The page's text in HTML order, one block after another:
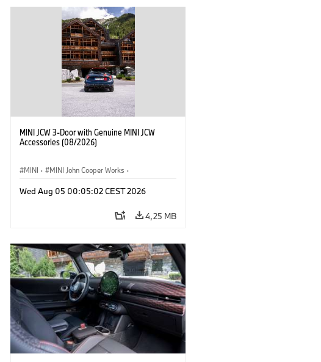
MINI JCW 3-Door with Genuine MINI JCW
Accessories (08/2026)
MINI · MINI John Cooper Works ·
Wed Aug 05 00:05:02 CEST 2026
4,25 MB